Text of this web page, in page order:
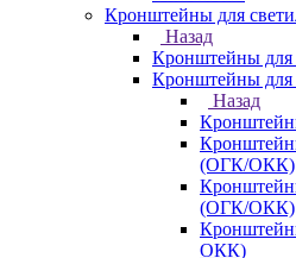
Кронштейны для
Назад
Кронштейны для
Кронштейны
Назад
(ОГК/ОКК)
(ОГК/ОКК)
ОКК)